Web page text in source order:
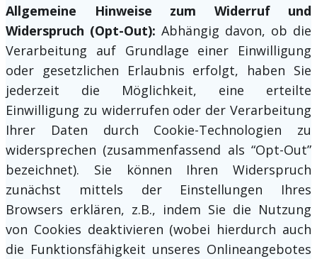
Allgemeine Hinweise zum Widerruf und
Widerspruch (Opt-Out): Abhängig davon, ob die
Verarbeitung auf Grundlage einer Einwilligung
oder gesetzlichen Erlaubnis erfolgt, haben Sie
jederzeit die Möglichkeit, eine erteilte
Einwilligung zu widerrufen oder der Verarbeitung
Ihrer Daten durch Cookie-Technologien zu
widersprechen (zusammenfassend als “Opt-Out”
bezeichnet). Sie können Ihren Widerspruch
zunächst mittels der Einstellungen Ihres
Browsers erklären, z.B., indem Sie die Nutzung
von Cookies deaktivieren (wobei hierdurch auch
die Funktionsfähigkeit unseres Onlineangebotes